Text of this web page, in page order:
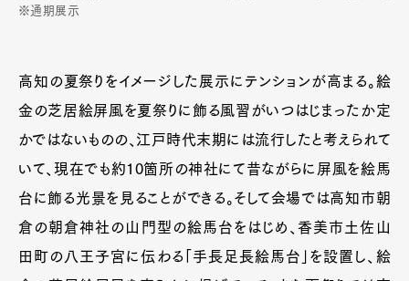
※通期展示
高知の夏祭りをイメージした展示にテンションが高まる。絵
金の芝居絵屏風を夏祭りに飾る風習がいつはじまったか定
かではないものの、江戸時代末期には流行したと考えられて
いて、現在でも約10箇所の神社にて昔ながらに屏風を絵馬
台に飾る光景を見ることができる。そして会場では高知市朝
倉の朝倉神社の山門型の絵馬台をはじめ、香美市土佐山
田町の八王子宮に伝わる「手長足長絵馬台」を設置し、絵